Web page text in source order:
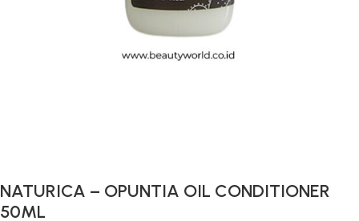
NATURICA – OPUNTIA OIL CONDITIONER
50ML